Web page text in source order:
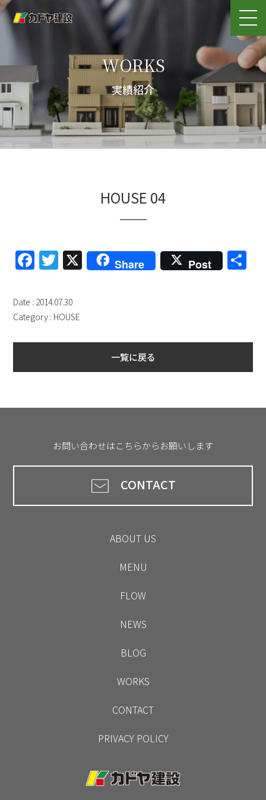
WORKS
実績紹介
HOUSE 04
Facebook
Twitter
X Share Post
Date : 2014.07.30
Category : HOUSE
一覧に戻る
お問い合わせはこちらからお願いします
CONTACT
ABOUT US
MENU
FLOW
NEWS
BLOG
WORKS
CONTACT
PRIVACY POLICY